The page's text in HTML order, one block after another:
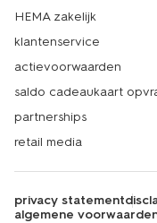
HEMA zakelijk
klantenservice
actievoorwaarden
saldo cadeaukaart
partnerships
retail media
privacy statement
algemene